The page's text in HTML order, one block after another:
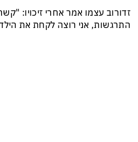
זדורוב עצמו אמר אחרי זיכויו:
התרגשות, אני רוצה לקחת את